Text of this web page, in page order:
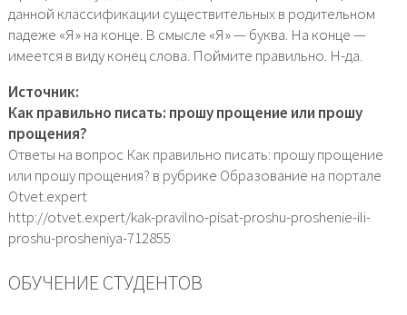
данной классификации существительных в родительном
падеже «Я» на конце. В смысле «Я» — буква. На конце —
имеется в виду конец слова. Поймите правильно. Н-да.
Источник:
Как правильно писать: прошу прощение или прошу
прощения?
Ответы на вопрос Как правильно писать: прошу прощение
или прошу прощения? в рубрике Образование на портале
Otvet.expert
http://otvet.expert/kak-pravilno-pisat-proshu-proshenie-ili-
proshu-prosheniya-712855
ОБУЧЕНИЕ СТУДЕНТОВ